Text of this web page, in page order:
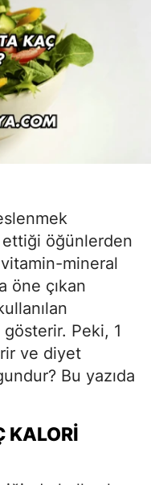
öğünlerden
mineral
öne çıkan
gösterir. Peki, 1
ve diyet
Bu yazıda
KALORI